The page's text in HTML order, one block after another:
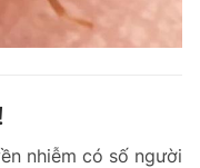
Chính sách bảo
nhiễm có số người